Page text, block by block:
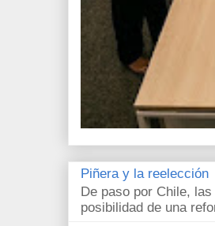
Piñera y la reelección
De paso por Chile,
posibilidad de una